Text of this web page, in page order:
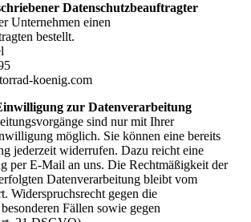
Datenschutzbeauftragter
Unternehmen einen
bestellt.
koenig.com
zur Datenverarbeitung
sind nur mit Ihrer
möglich. Sie können eine bereits
jederzeit widerrufen. Dazu reicht eine
per E-Mail an uns. Die Rechtmäßigkeit der
Datenverarbeitung bleibt vom
Widerspruchsrecht gegen die
Fällen sowie gegen